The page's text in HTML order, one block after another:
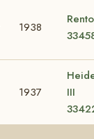
1938
1937
III